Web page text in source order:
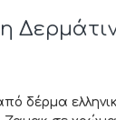
δέρμα